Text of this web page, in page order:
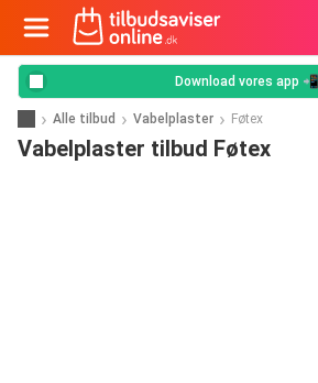
Download vores app 📲
Alle tilbud Vabelplaster Føtex
Vabelplaster tilbud Føtex